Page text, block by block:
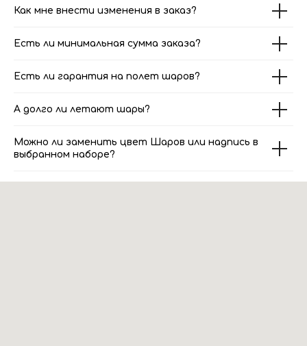
Как мне внести изменения в заказ?
Есть ли минимальная сумма заказа?
Есть ли гарантия на полет шаров?
А долго ли летают шары?
Можно ли заменить цвет Шаров или надпись в
выбранном наборе?